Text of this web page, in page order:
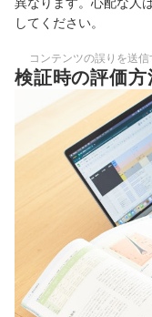
してください。
コンテンツの誤りを送信
検証時の評価